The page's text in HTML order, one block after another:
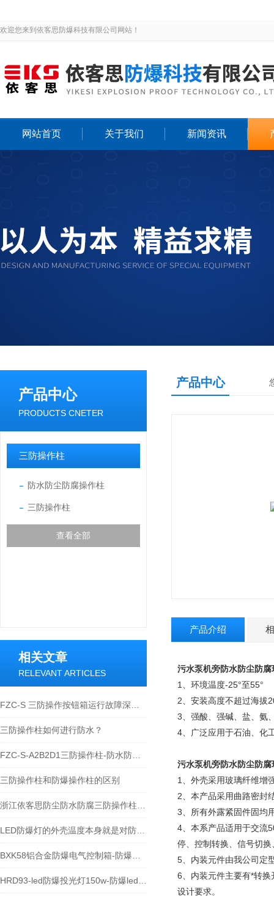
欢迎您来到依客思防爆科技有限公司网站！
网站首页 关于我们 新闻资讯
产品中心
PRODUCTS CNETER
三防操作柱
防水防尘防腐操作柱
三防操作柱
查看全部
相关文章
RELEVANT ARTICLES
三防操作柱如何进行防水？
三防操作柱和防爆操作柱的区别
产品中心
产品介绍
污水泵机旁防水防尘防
1、环境温度-25°至55°
2、安装高度不超过海拔
3、强酸、强碱、盐、氨
4、广泛应用于石油、化
污水泵机旁防水防尘防
1、外壳采用玻璃纤维增
2、本产品采用曲路密封
3、所有外露紧固件固均
4、本系产品适用于交流
停、控制转换、信号切
5、内装元件由我公司定
6、内装元件主要有*转
设计要求。